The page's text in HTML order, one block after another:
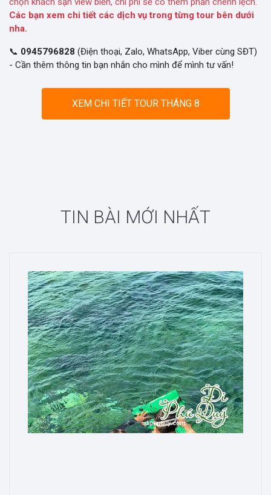
Các bạn xem chi tiết các dịch vụ trong từng tour bên dưới
nha.
📞 0945796828 (Điện thoại, Zalo, WhatsApp, Viber cùng SĐT)
- Cần thêm thông tin bạn nhắn cho mình để mình tư vấn!
XEM CHI TIẾT TOUR THÁNG 8
TIN BÀI MỚI NHẤT